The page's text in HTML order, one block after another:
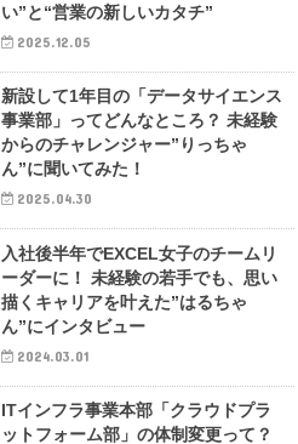
い”と“営業の新しいカタチ”
2025.12.05
新設して1年目の「データサイエンス
事業部」ってどんなところ？ 未経験
からのチャレンジャー”りっちゃ
ん”に聞いてみた！
2025.04.30
入社後半年でEXCEL女子のチームリ
ーダーに！ 未経験の若手でも、思い
描くキャリアを叶えた”はるちゃ
ん”にインタビュー
2024.03.01
ITインフラ事業本部「クラウドプラ
ットフォーム部」の体制変更って？